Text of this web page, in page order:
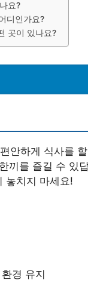
요?
디인가요?
곳이 있나요?
안하게 식사를
끼를 즐길 수 있
놓치지 마세요!
경 유지